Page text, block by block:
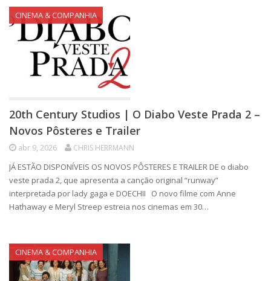
CINEMA & COMPANHIA
20th Century Studios | O Diabo Veste Prada 2 –
Novos Pôsteres e Trailer
abr 9, 2026 CHRIS HERRMANN
JÁ ESTÃO DISPONÍVEIS OS NOVOS PÔSTERES E TRAILER DE o diabo
veste prada 2, que apresenta a canção original “runway”
interpretada por lady gaga e DOECHII O novo filme com Anne
Hathaway e Meryl Streep estreia nos cinemas em 30…
CINEMA & COMPANHIA